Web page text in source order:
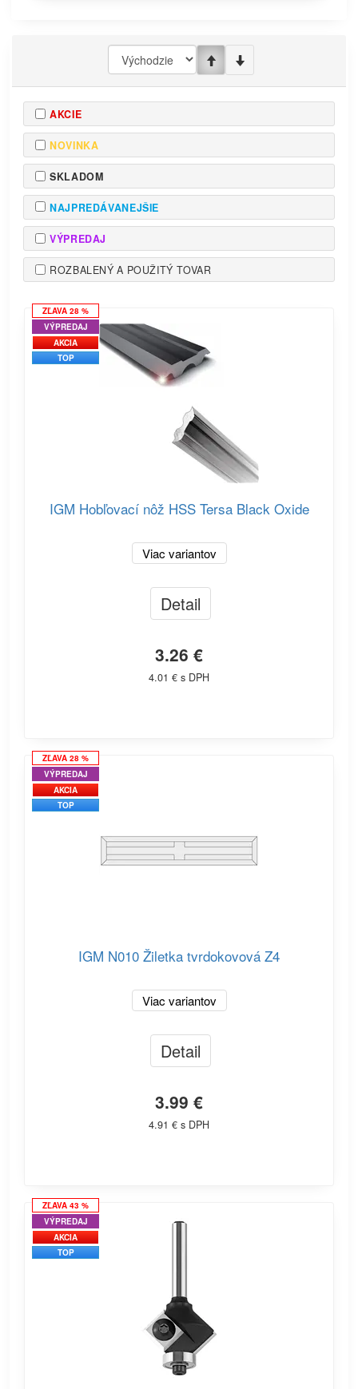
AKCIE
NOVINKA
SKLADOM
NAJPREDÁVANEJŠIE
VÝPREDAJ
ROZBALENÝ A POUŽITÝ TOVAR
ZĽAVA 28 %
VÝPREDAJ
AKCIA
TOP
IGM Hobľovací nôž HSS Tersa Black Oxide
Viac variantov
Detail
3.26 €
4.01 € s DPH
ZĽAVA 28 %
VÝPREDAJ
AKCIA
TOP
IGM N010 Žiletka tvrdokovová Z4
Viac variantov
Detail
3.99 €
4.91 € s DPH
ZĽAVA 43 %
VÝPREDAJ
AKCIA
TOP